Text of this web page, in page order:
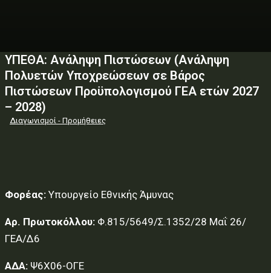
ΥΠΕΘΑ: Ανάληψη Πιστώσεων (Ανάληψη
Πολυετών Υποχρεώσεων σε Βάρος
Πιστώσεων Προϋπολογισμού ΓΕΑ ετών 2027
– 2028)
Διαγωνισμοί - Προμήθειες
Φορέας: Υπουργείο Εθνικής Άμυνας
Αρ. Πρωτοκόλλου: Φ.815/5649/Σ.1352/28 Μαΐ 26/
ΓΕΑ/Δ6
ΑΔΑ: Ψ6Χ06-ΟΓΕ